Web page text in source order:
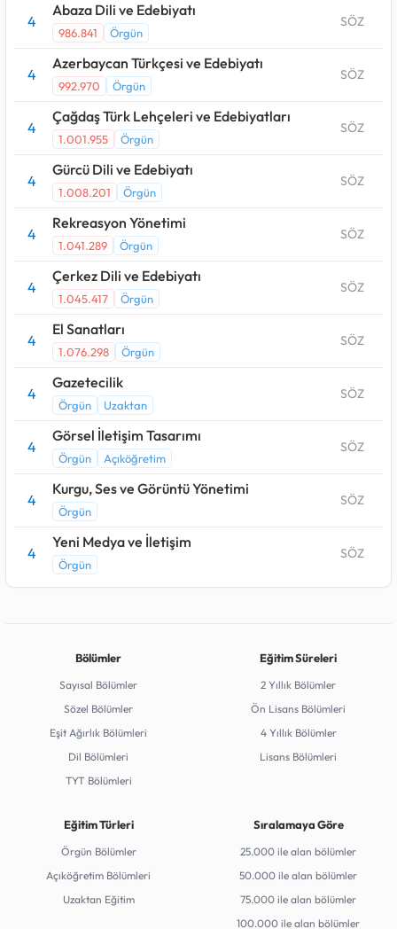
4
Abaza Dili ve Edebiyatı
986.841 Örgün
SÖZ
4
Azerbaycan Türkçesi ve Edebiyatı
992.970 Örgün
SÖZ
4
Çağdaş Türk Lehçeleri ve Edebiyatları
1.001.955 Örgün
SÖZ
4
Gürcü Dili ve Edebiyatı
1.008.201 Örgün
SÖZ
4
Rekreasyon Yönetimi
1.041.289 Örgün
SÖZ
4
Çerkez Dili ve Edebiyatı
1.045.417 Örgün
SÖZ
4
El Sanatları
1.076.298 Örgün
SÖZ
4
Gazetecilik
Örgün Uzaktan
SÖZ
4
Görsel İletişim Tasarımı
Örgün Açıköğretim
SÖZ
4
Kurgu, Ses ve Görüntü Yönetimi
Örgün
SÖZ
4
Yeni Medya ve İletişim
Örgün
SÖZ
Bölümler
Sayısal Bölümler
Sözel Bölümler
Eşit Ağırlık Bölümleri
Dil Bölümleri
TYT Bölümleri
Eğitim Süreleri
2 Yıllık Bölümler
Ön Lisans Bölümleri
4 Yıllık Bölümler
Lisans Bölümleri
Eğitim Türleri
Örgün Bölümler
Açıköğretim Bölümleri
Uzaktan Eğitim
Sıralamaya Göre
25.000 ile alan bölümler
50.000 ile alan bölümler
75.000 ile alan bölümler
100.000 ile alan bölümler